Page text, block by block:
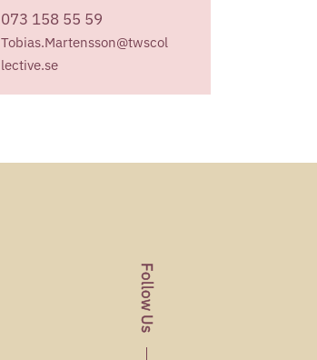
073 158 55 59
Tobias.Martensson@twscol
lective.se
Follow Us